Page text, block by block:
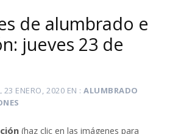
de alumbrado e
jueves 23 de
23 ENERO, 2020 EN
ALUMBRADO
(haz clic en las imágenes para